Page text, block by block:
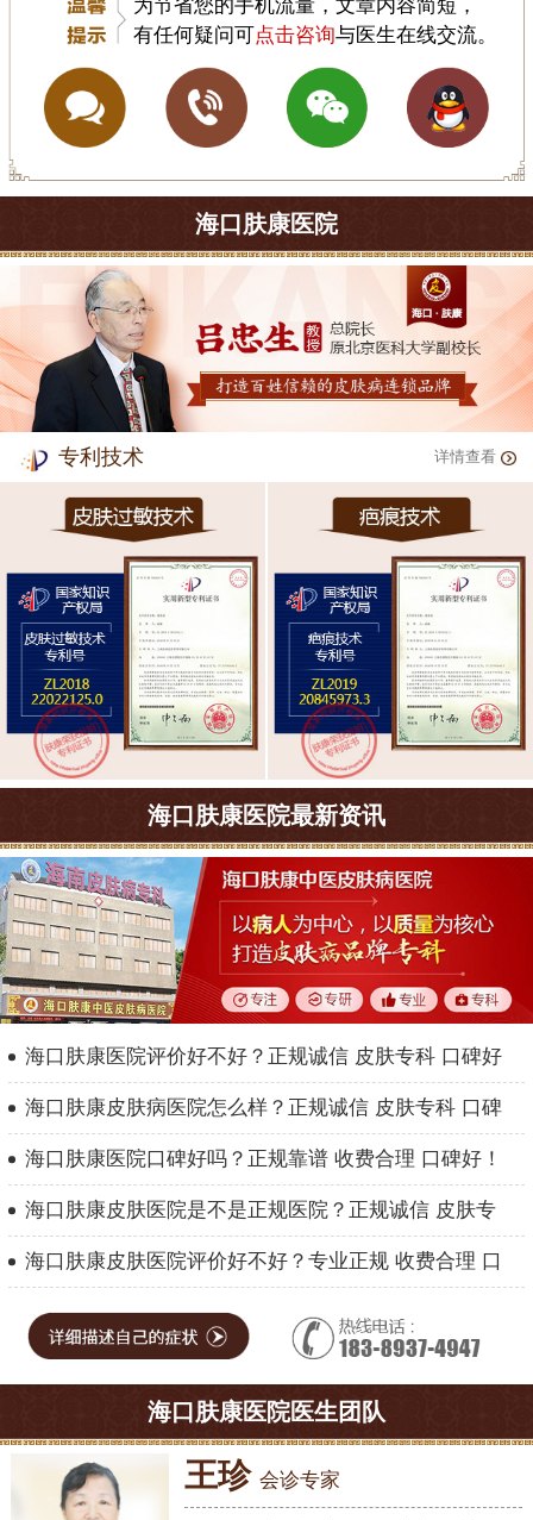
为节省您的手机流量，文章内容简短，
有任何疑问可点击咨询与医生在线交流。
海口肤康医院
专利技术 详情查看
海口肤康医院最新资讯
海口肤康医院评价好不好？正规诚信 皮肤专科 口碑好
海口肤康皮肤病医院怎么样？正规诚信 皮肤专科 口碑
海口肤康医院口碑好吗？正规靠谱 收费合理 口碑好！
海口肤康皮肤医院是不是正规医院？正规诚信 皮肤专
海口肤康皮肤医院评价好不好？专业正规 收费合理 口
海口肤康医院医生团队
王珍 会诊专家